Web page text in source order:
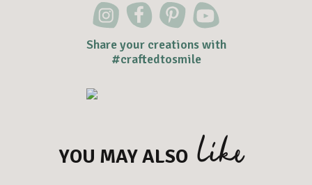
Share your creations with
#craftedtosmile
YOU MAY ALSO like